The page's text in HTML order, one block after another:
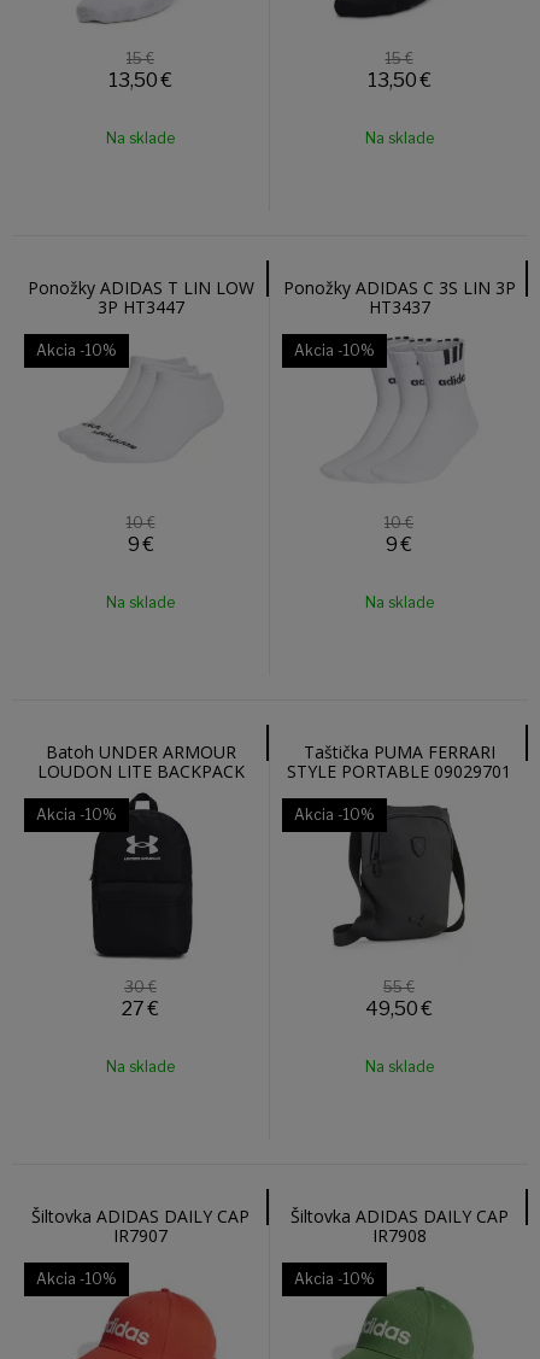
15 €
13,50 €
Na sklade
15 €
13,50€
Na sklade
Ponožky ADIDAS T LIN LOW
3P HT3447
Akcia -10%
10 €
9€
Na sklade
Ponožky ADIDAS C 3S LIN 3P
HT3437
Akcia -10%
10 €
9 €
Na sklade
Batoh UNDER ARMOUR
LOUDON LITE BACKPACK
1380476-001
Akcia -10%
30 €
27 €
Na sklade
Taštička PUMA FERRARI
STYLE PORTABLE 09029701
Akcia -10%
55 €
49,50 €
Na sklade
Šiltovka ADIDAS DAILY CAP
IR7907
Akcia -10%
Šiltovka ADIDAS DAILY CAP
IR7908
Akcia -10%